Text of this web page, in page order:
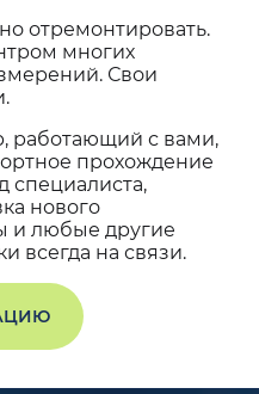
отремонтировать.
многих
Свои
работающий с вами,
прохождение
специалиста,
нового
и любые другие
всегда на связи.